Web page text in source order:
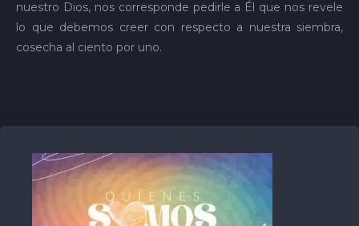
nuestro Dios, nos corresponde pedirle a Él que nos revele
lo que debemos creer con respecto a nuestra siembra,
cosecha al ciento por uno.